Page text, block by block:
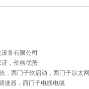
备有限公司
，价格优势
，西门子软启动，西门子以太网
速器，西门子电线电缆